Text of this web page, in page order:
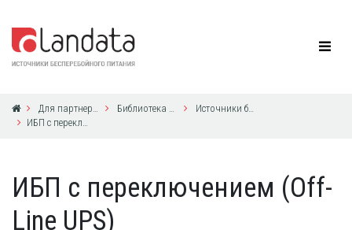
Для партнеров Библиотека по ИБП
Источники бесперебойного питания без секретов
ИБП с переключением (Off-Line UPS)
ИБП с переключением (Off-
Line UPS)